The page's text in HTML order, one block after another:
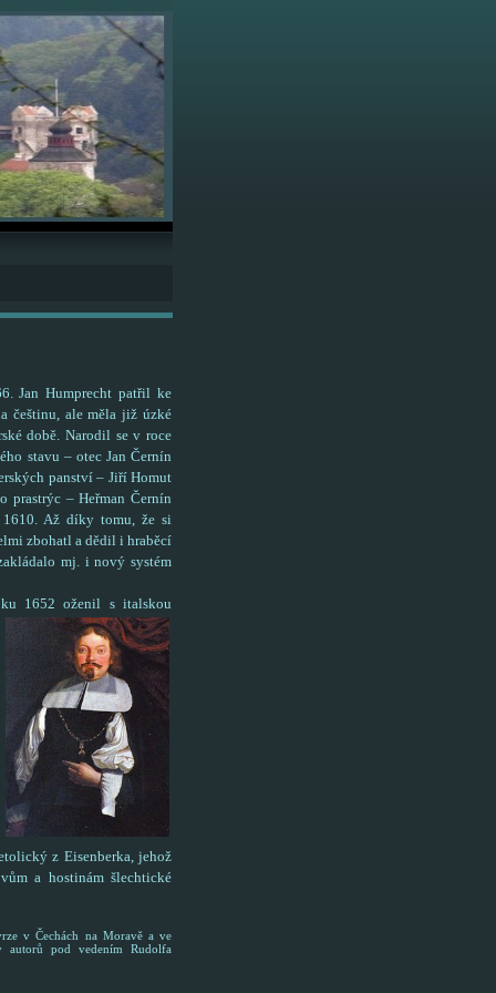
Jan Humprecht patřil ke
češtinu, ale měla již úzké
době. Narodil se v roce
stavu – otec Jan Černín
panství – Jiří Homut
prastrýc – Heřman Černín
Až díky tomu, že si
zbohatl a dědil i hraběcí
mj. i nový systém
1652 oženil s italskou
z Eisenberka, jehož
a hostinám šlechtické
v Čechách na Moravě a ve
autorů pod vedením Rudolfa